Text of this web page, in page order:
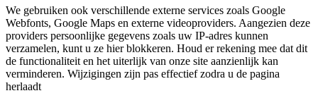
We gebruiken ook verschillende externe services zoals Google
Webfonts, Google Maps en externe videoproviders. Aangezien deze
providers persoonlijke gegevens zoals uw IP-adres kunnen
verzamelen, kunt u ze hier blokkeren. Houd er rekening mee dat dit
de functionaliteit en het uiterlijk van onze site aanzienlijk kan
verminderen. Wijzigingen zijn pas effectief zodra u de pagina
herlaadt